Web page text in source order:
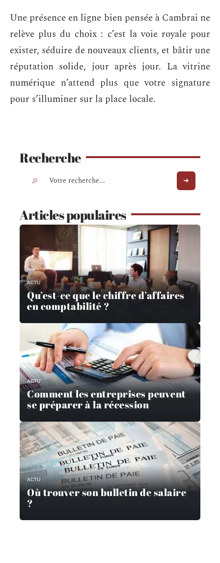
Une présence en ligne bien pensée à Cambrai ne
relève plus du choix : c’est la voie royale pour
exister, séduire de nouveaux clients, et bâtir une
réputation solide, jour après jour. La vitrine
numérique n’attend plus que votre signature
pour s’illuminer sur la place locale.
Recherche
Articles populaires
ACTU
Qu’est-ce que le chiffre d’affaires
en comptabilité ?
ACTU
Comment les entreprises peuvent
se préparer à la récession
ACTU
Où trouver son bulletin de salaire
?